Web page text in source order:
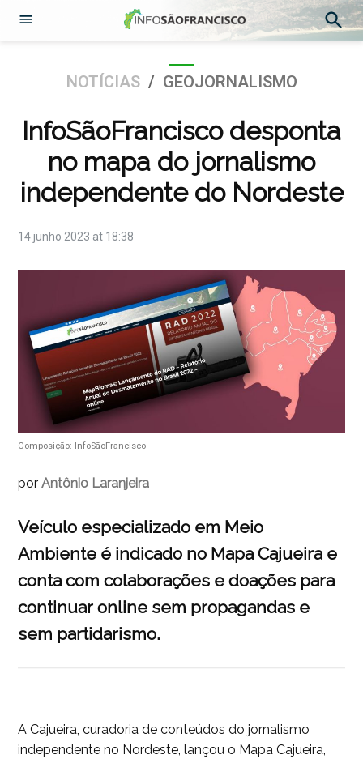
Abrir
POSTADO
NOTÍCIAS / GEOJORNALISMO
InfoSãoFrancisco desponta
no mapa do jornalismo
independente do Nordeste
14 junho 2023 at 18:38
Composição: InfoSãoFrancisco
porAntônio Laranjeira
Veículo especializado em Meio
Ambiente é indicado no Mapa Cajueira e
conta com colaborações e doações para
continuar online sem propagandas e
sem partidarismo.
A Cajueira, curadoria de conteúdos do jornalismo
independente no Nordeste, lançou o Mapa Cajueira,